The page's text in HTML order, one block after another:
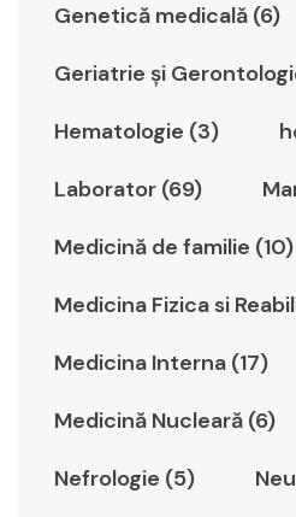
Genetică medicală (6)
Geriatrie şi
Hematologie (3)
Laborator (69)
Medicină de familie (10)
Medicina Fizica si
Medicina Interna (17)
Medicină Nucleară (6)
Nefrologie (5)